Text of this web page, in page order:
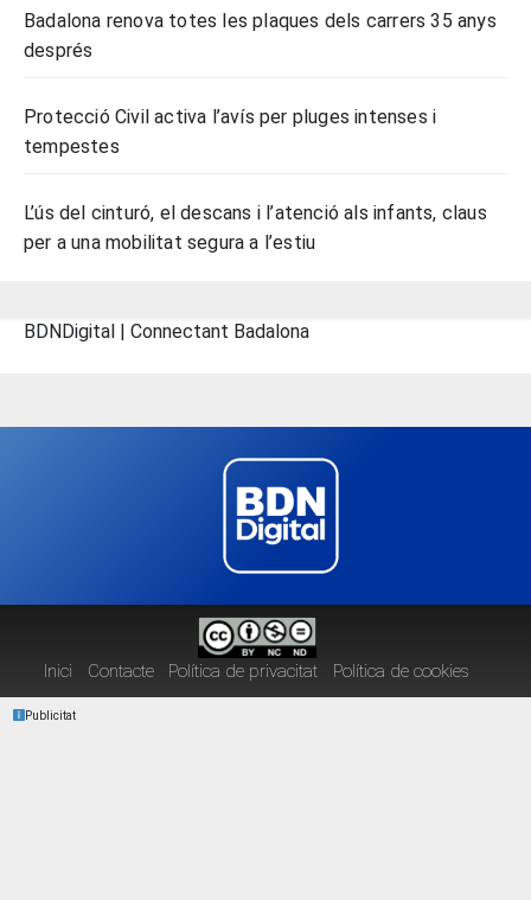
Badalona renova totes les plaques dels carrers 35 anys
després
Protecció Civil activa l’avís per pluges intenses i
tempestes
L’ús del cinturó, el descans i l’atenció als infants, claus
per a una mobilitat segura a l’estiu
BDNDigital | Connectant Badalona
Inici Contacte Política de privacitat Política de cookies
Publicitat